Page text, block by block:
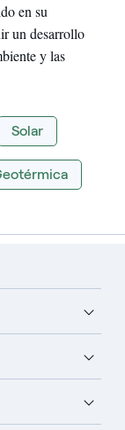
en su
un desarrollo
y las
Solar